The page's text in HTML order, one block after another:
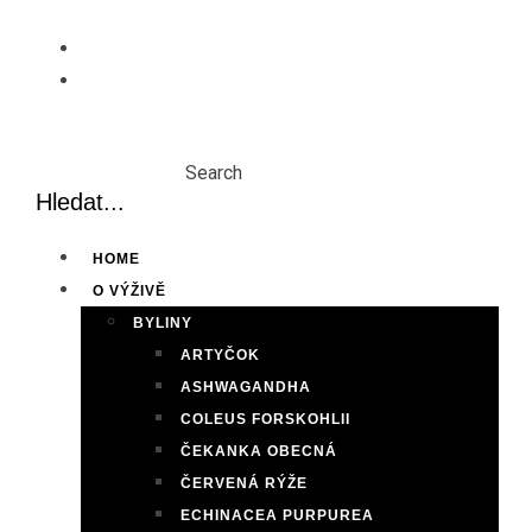
content
Search
HOME
O VÝŽIVĚ
BYLINY
ARTYČOK
ASHWAGANDHA
COLEUS FORSKOHLII
ČEKANKA OBECNÁ
ČERVENÁ RÝŽE
ECHINACEA PURPUREA